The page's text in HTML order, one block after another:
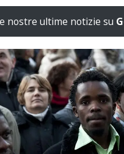
nostre ultime notizie su